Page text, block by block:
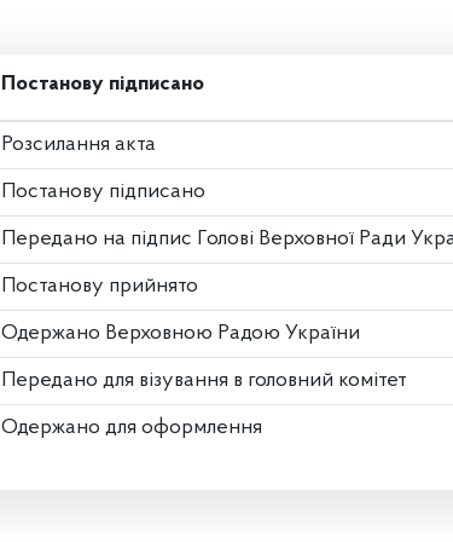
Постанову підписано
Розсилання акта
Постанову підписано
Передано на підпис Голові Верховної Ради
Постанову прийнято
Одержано Верховною Радою України
Передано для візування в головний комітет
Одержано для оформлення